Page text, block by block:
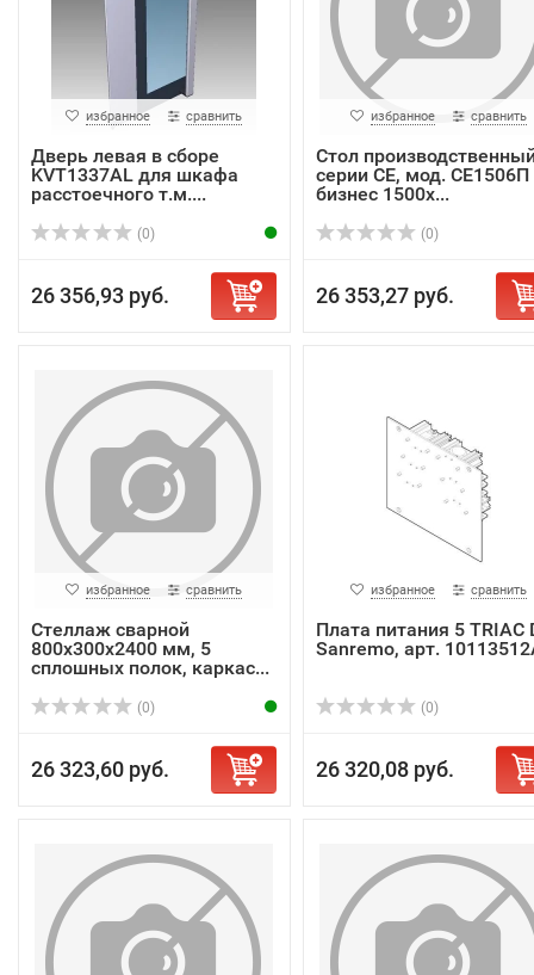
избранное сравнить
Дверь левая в сборе
KVT1337AL для шкафа
расстоечного т.м....
(0)
26 356,93 руб.
избранное сравнить
Стол
серии СЕ, мод. СЕ1506П
бизнес 1500х...
(0)
26 353,27 руб.
избранное сравнить
Стеллаж сварной
800х300х2400 мм, 5
сплошных полок, каркас...
(0)
26 323,60 руб.
избранное сравнить
Плата питания 5 TRIAC
Sanremo, арт.
(0)
26 320,08 руб.